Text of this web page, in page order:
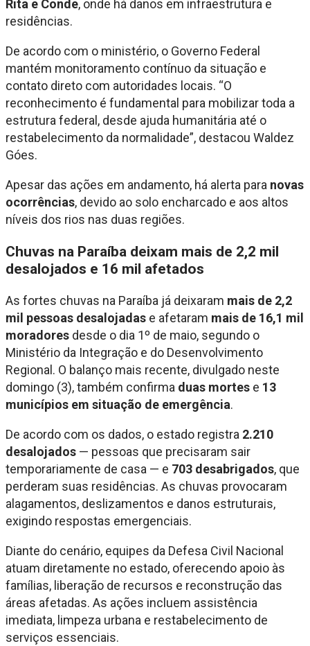
Rita e Conde, onde há danos em infraestrutura e
residências.
De acordo com o ministério, o Governo Federal
mantém monitoramento contínuo da situação e
contato direto com autoridades locais. “O
reconhecimento é fundamental para mobilizar toda a
estrutura federal, desde ajuda humanitária até o
restabelecimento da normalidade”, destacou Waldez
Góes.
Apesar das ações em andamento, há alerta para novas
ocorrências, devido ao solo encharcado e aos altos
níveis dos rios nas duas regiões.
Chuvas na Paraíba deixam mais de 2,2 mil
desalojados e 16 mil afetados
As fortes chuvas na Paraíba já deixaram mais de 2,2
mil pessoas desalojadas e afetaram mais de 16,1 mil
moradores desde o dia 1º de maio, segundo o
Ministério da Integração e do Desenvolvimento
Regional. O balanço mais recente, divulgado neste
domingo (3), também confirma duas mortes e 13
municípios em situação de emergência.
De acordo com os dados, o estado registra 2.210
desalojados — pessoas que precisaram sair
temporariamente de casa — e 703 desabrigados, que
perderam suas residências. As chuvas provocaram
alagamentos, deslizamentos e danos estruturais,
exigindo respostas emergenciais.
Diante do cenário, equipes da Defesa Civil Nacional
atuam diretamente no estado, oferecendo apoio às
famílias, liberação de recursos e reconstrução das
áreas afetadas. As ações incluem assistência
imediata, limpeza urbana e restabelecimento de
serviços essenciais.